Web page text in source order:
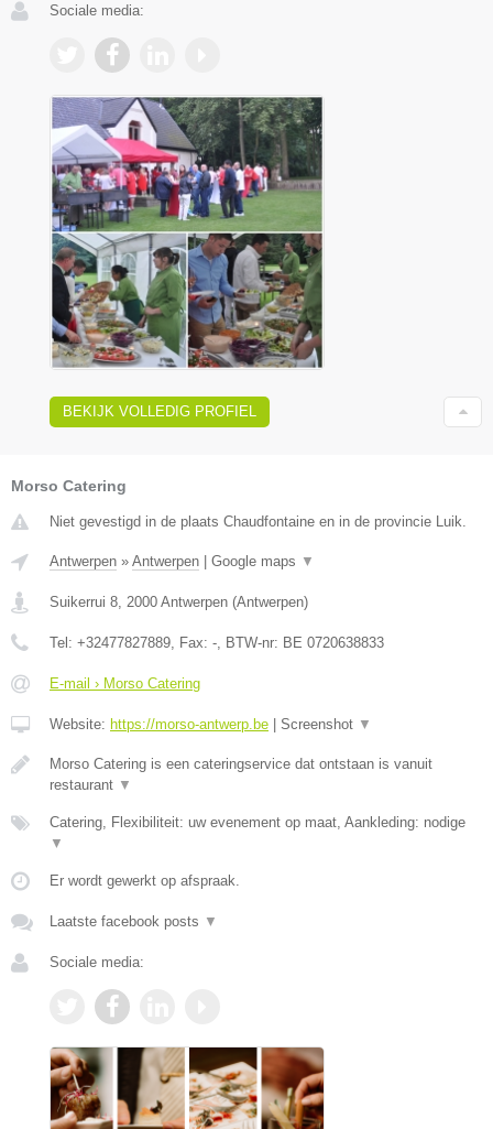
Sociale media:
BEKIJK VOLLEDIG PROFIEL
Morso Catering
Niet gevestigd in de plaats Chaudfontaine en in de provincie Luik.
Antwerpen » Antwerpen Google maps ▼
Suikerrui 8 2000 Antwerpen (Antwerpen)
Tel: +32477827889 , Fax: - , BTW-nr: BE 0720638833
E-mail › Morso Catering
Website: https://morso-antwerp.be Screenshot ▼
Morso Catering is een cateringservice dat ontstaan is vanuit
restaurant ▼
Catering, Flexibiliteit: uw evenement op maat, Aankleding: nodige
▼
Er wordt gewerkt op afspraak.
Laatste facebook posts ▼
Sociale media: